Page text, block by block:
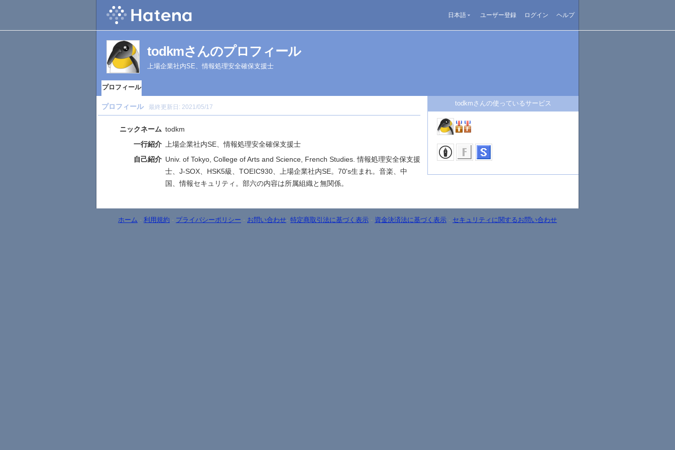
日本語 ユーザー登録 ログイン ヘルプ
todkmさんのプロフィール
上場企業社内SE、情報処理安全確保支援士
プロフィール
プロフィール 最終更新日: 2021/05/17
ニックネーム todkm
一行紹介 上場企業社内SE、情報処理安全確保支援士
自己紹介 Univ. of Tokyo, College of Arts and Science, French Studies. 情報処理安全保支援
士、J-SOX、HSK5級、TOEIC930、上場企業社内SE。70's生まれ。音楽、中
国、情報セキュリティ。部六の内容は所属組織と無関係。
todkmさんの使っているサービス
ホーム - 利用規約 - プライバシーポリシー - お問い合わせ- 特定商取引法に基づく表示 - 資金決済法に基づく表示 - セキュリティに関するお問い合わせ